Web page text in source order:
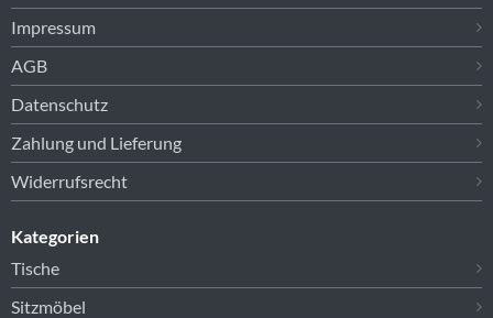
Impressum
AGB
Datenschutz
Zahlung und Lieferung
Widerrufsrecht
Kategorien
Tische
Sitzmöbel